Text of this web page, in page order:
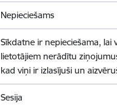
Nepieciešams
Sīkdatne ir nepieciešama, lai
lietotājiem nerādītu
kad viņi ir izlasījuši un
Sesija